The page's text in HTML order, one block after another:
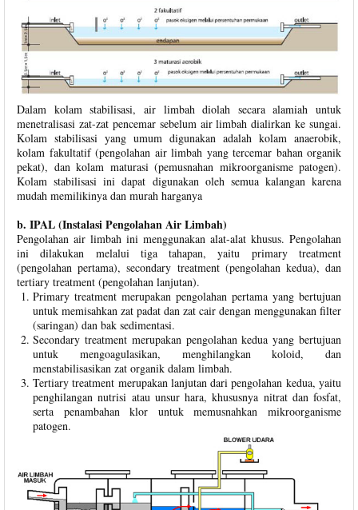
Dalam kolam stabilisasi, air limbah diolah secara alamiah untuk
menetralisasi zat-zat pencemar sebelum air limbah dialirkan ke sungai.
Kolam stabilisasi yang umum digunakan adalah kolam anaerobik,
kolam fakultatif (pengolahan air limbah yang tercemar bahan organik
pekat), dan kolam maturasi (pemusnahan mikroorganisme patogen).
Kolam stabilisasi ini dapat digunakan oleh semua kalangan karena
mudah memilikinya dan murah harganya
b. IPAL (Instalasi Pengolahan Air Limbah)
Pengolahan air limbah ini menggunakan alat-alat khusus. Pengolahan
ini dilakukan melalui tiga tahapan, yaitu primary treatment
(pengolahan pertama), secondary treatment (pengolahan kedua), dan
tertiary treatment (pengolahan lanjutan).
Primary treatment merupakan pengolahan pertama yang bertujuan
untuk memisahkan zat padat dan zat cair dengan menggunakan filter
(saringan) dan bak sedimentasi.
Secondary treatment merupakan pengolahan kedua yang bertujuan
untuk mengoagulasikan, menghilangkan koloid, dan
menstabilisasikan zat organik dalam limbah.
Tertiary treatment merupakan lanjutan dari pengolahan kedua, yaitu
penghilangan nutrisi atau unsur hara, khususnya nitrat dan fosfat,
serta penambahan klor untuk memusnahkan mikroorganisme
patogen.